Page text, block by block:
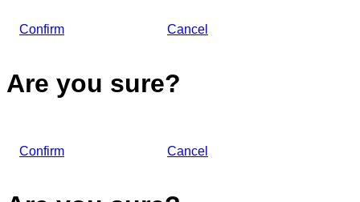
Confirm Cancel
Are you sure?
Confirm Cancel